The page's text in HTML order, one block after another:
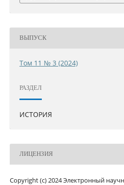
ВЫПУСК
Том 11 № 3 (2024)
РАЗДЕЛ
ИСТОРИЯ
ЛИЦЕНЗИЯ
Copyright (c) 2024 Электронный